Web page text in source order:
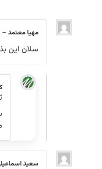
مهیا معتمد–28 دسامبر, 2020
سلان این بذر
ژانویه, 2021
سعید اسماعیلی–16 آوریل, 2020